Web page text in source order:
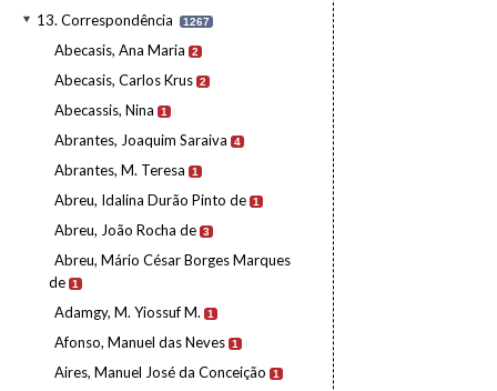
13. Correspondência 1267
Abecasis, Ana Maria 2
Abecasis, Carlos Krus 2
Abecassis, Nina 1
Abrantes, Joaquim Saraiva 4
Abrantes, M. Teresa 1
Abreu, Idalina Durão Pinto de 1
Abreu, João Rocha de 3
Abreu, Mário César Borges Marques
de 1
Adamgy, M. Yiossuf M. 1
Afonso, Manuel das Neves 1
Aires, Manuel José da Conceição 1